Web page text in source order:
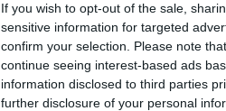
If you wish to opt-out of the sale,
sensitive information for targeted
confirm your selection. Please note
continue seeing interest-based ads
information disclosed to third parties
further disclosure of your personal